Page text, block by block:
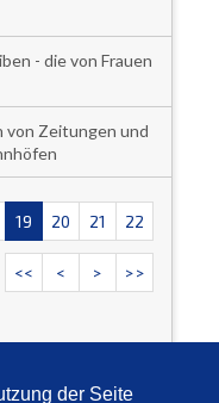
der Seite
- die von Frauen
von Zeitungen und
19 20 21 22
<< < > >>